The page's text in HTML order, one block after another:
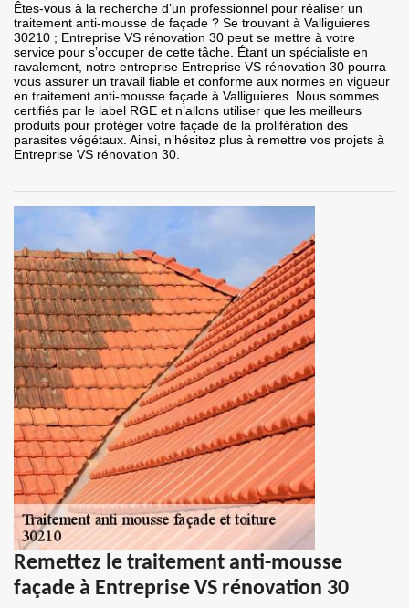
Êtes-vous à la recherche d’un professionnel pour réaliser un
traitement anti-mousse de façade ? Se trouvant à Valliguieres
30210 ; Entreprise VS rénovation 30 peut se mettre à votre
service pour s’occuper de cette tâche. Étant un spécialiste en
ravalement, notre entreprise Entreprise VS rénovation 30 pourra
vous assurer un travail fiable et conforme aux normes en vigueur
en traitement anti-mousse façade à Valliguieres. Nous sommes
certifiés par le label RGE et n’allons utiliser que les meilleurs
produits pour protéger votre façade de la prolifération des
parasites végétaux. Ainsi, n’hésitez plus à remettre vos projets à
Entreprise VS rénovation 30.
Remettez le traitement anti-mousse
façade à Entreprise VS rénovation 30